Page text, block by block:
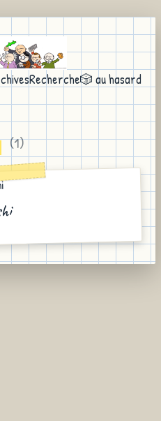
Recherche🎲 au hasard
(1)